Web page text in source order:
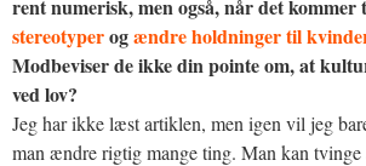
rent numerisk, men også, når det kommer
stereotyperogændre holdninger til
Modbeviser de ikke din pointe om, at
ved lov?
Jeg har ikke læst artiklen, men igen vil jeg
man ændre rigtig mange ting. Man kan